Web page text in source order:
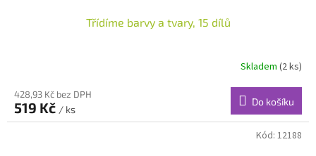
Třídíme barvy a tvary, 15 dílů
Skladem (2 ks)
428,93 Kč bez DPH
519 Kč / ks
Do košíku
Kód: 12188